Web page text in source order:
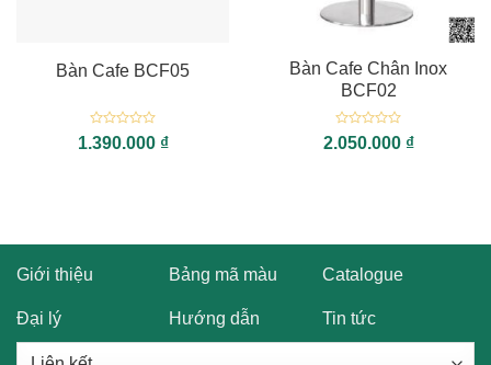
Bàn Cafe BCF05
Được
xếp
1.390.000 ₫
Bàn Cafe Chân Inox
BCF02
Được
xếp
2.050.000 ₫
Giới thiệu Bảng mã màu Catalogue
Đại lý Hướng dẫn Tin tức